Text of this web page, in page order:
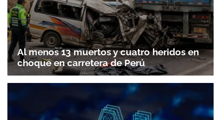
Al menos 13 muertos y cuatro heridos en
choque en carretera de Perú